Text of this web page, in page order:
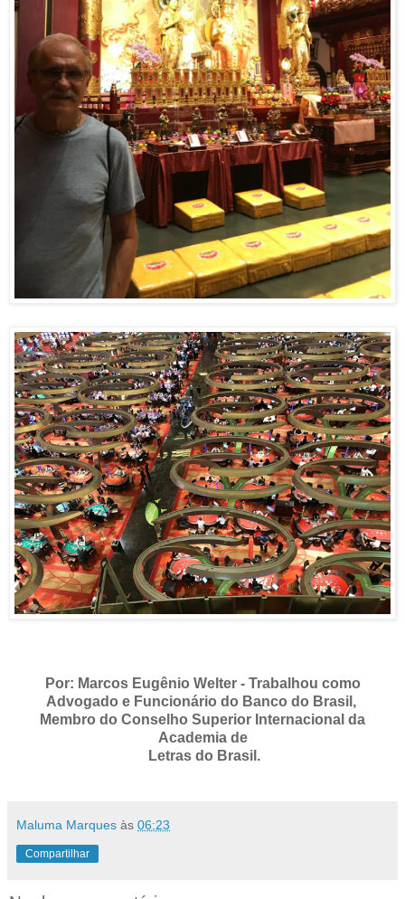
Por: Marcos Eugênio Welter - Trabalhou como
Advogado e Funcionário do Banco do Brasil,
Membro do Conselho Superior Internacional da
Academia de
Letras do Brasil.
Maluma Marques às 06:23
Compartilhar